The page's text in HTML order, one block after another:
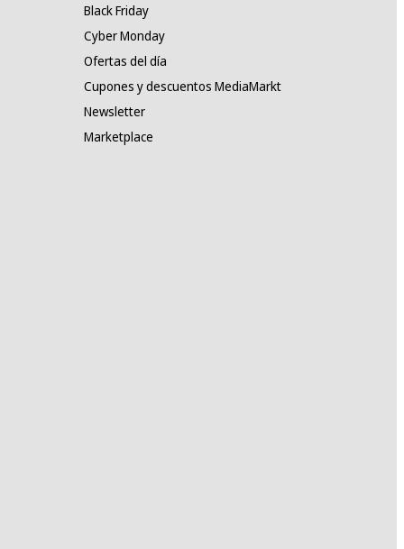
Black Friday
Cyber Monday
Ofertas del día
Cupones y descuentos MediaMarkt
Newsletter
Marketplace